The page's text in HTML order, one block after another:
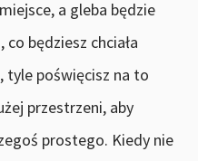
a gleba będzie
będziesz chciała
poświęcisz na to
przestrzeni, aby
prostego. Kiedy nie